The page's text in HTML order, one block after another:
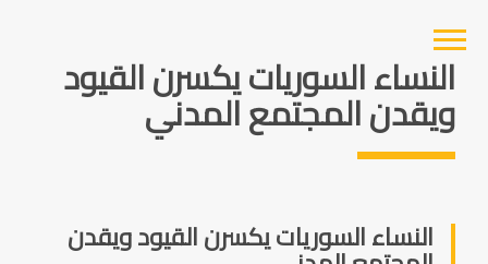
النساء السوريات يكسرن القيود
ويقدن المجتمع المدني
النساء السوريات يكسرن القيود ويقدن